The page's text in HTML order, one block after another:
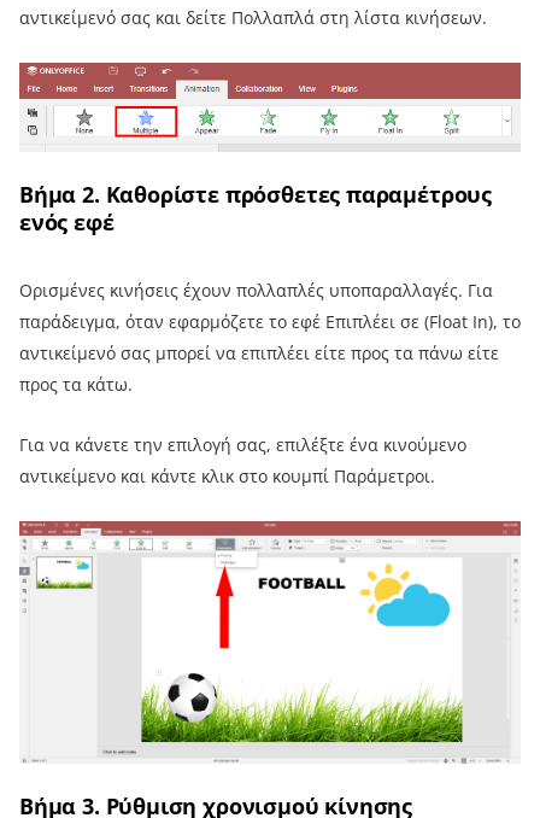
αντικείμενό σας και δείτε Πολλαπλά στη λίστα κινήσεων.
Βήμα 2. Καθορίστε πρόσθετες παραμέτρους
ενός εφέ
Ορισμένες κινήσεις έχουν πολλαπλές υποπαραλλαγές. Για
παράδειγμα, όταν εφαρμόζετε το εφέ Επιπλέει σε (Float In), το
αντικείμενό σας μπορεί να επιπλέει είτε προς τα πάνω είτε
προς τα κάτω.
Για να κάνετε την επιλογή σας, επιλέξτε ένα κινούμενο
αντικείμενο και κάντε κλικ στο κουμπί Παράμετροι.
Βήμα 3. Ρύθμιση χρονισμού κίνησης